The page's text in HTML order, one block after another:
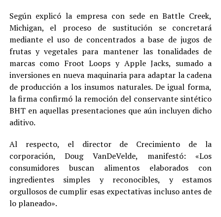
Según explicó la empresa con sede en Battle Creek,
Michigan, el proceso de sustitución se concretará
mediante el uso de concentrados a base de jugos de
frutas y vegetales para mantener las tonalidades de
marcas como Froot Loops y Apple Jacks, sumado a
inversiones en nueva maquinaria para adaptar la cadena
de producción a los insumos naturales. De igual forma,
la firma confirmó la remoción del conservante sintético
BHT en aquellas presentaciones que aún incluyen dicho
aditivo.
Al respecto, el director de Crecimiento de la
corporación, Doug VanDeVelde, manifestó: «Los
consumidores buscan alimentos elaborados con
ingredientes simples y reconocibles, y estamos
orgullosos de cumplir esas expectativas incluso antes de
lo planeado».